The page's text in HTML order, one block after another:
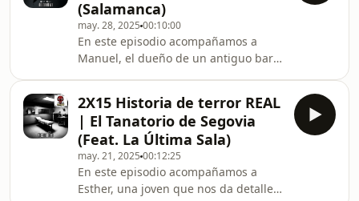
escalofriante.Normalmente, cuando
alguien ve un espíritu, esto suele ser
una conexión personal, pero esta vez,
todos vieron al mismo ente.¿Te
atreves a escuchar?Síguenos en
nuestras redes sociales:Facebook: ⁠⁠
(Salamanca)
may. 28, 2025 00:10:00
En este episodio acompañamos a
Manuel, el dueño de un antiguo bar
cerrar su negocio.Esta historia no te
dejará dormir.¿Te atreves a escuchar?
Síguenos en nuestras redes
sociales:Facebook: ⁠⁠https://www.facebook.com/
Tok: ⁠htt
2X15 Historia de terror REAL
| El Tanatorio de Segovia
(Feat. La Última Sala)
may. 21, 2025 00:12:25
En este episodio acompañamos a
Esther, una joven que nos da detalles